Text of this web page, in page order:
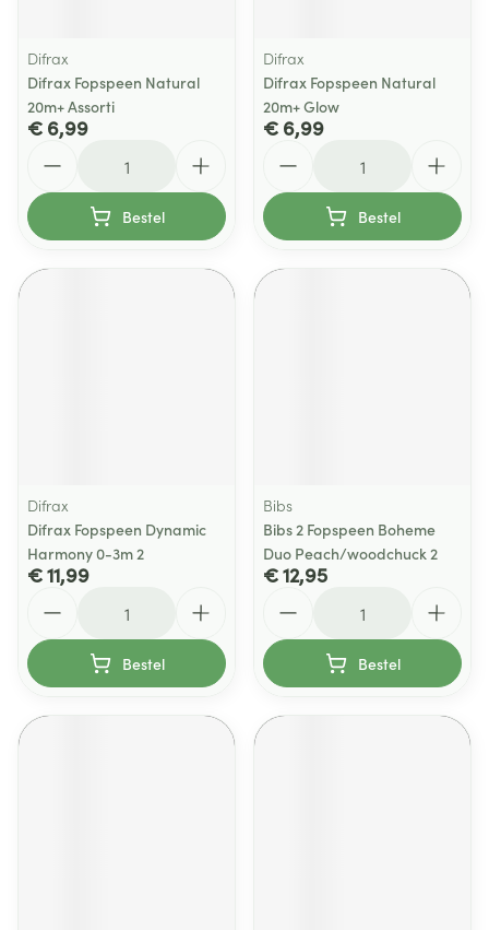
Difrax
Difrax Fopspeen Natural
20m+ Assorti
€ 6,99
Bestel
Difrax
Difrax Fopspeen Natural
20m+ Glow
€ 6,99
Bestel
Difrax
Difrax Fopspeen Dynamic
Harmony 0-3m 2
€ 11,99
Bestel
Bibs
Bibs 2 Fopspeen Boheme
Duo Peach/woodchuck 2
€ 12,95
Bestel